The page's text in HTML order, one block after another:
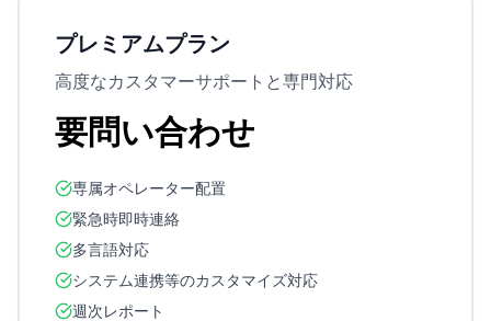
プレミアムプラン
高度なカスタマーサポートと専門対応
要問い合わせ
専属オペレーター配置
緊急時即時連絡
多言語対応
システム連携等のカスタマイズ対応
週次レポート